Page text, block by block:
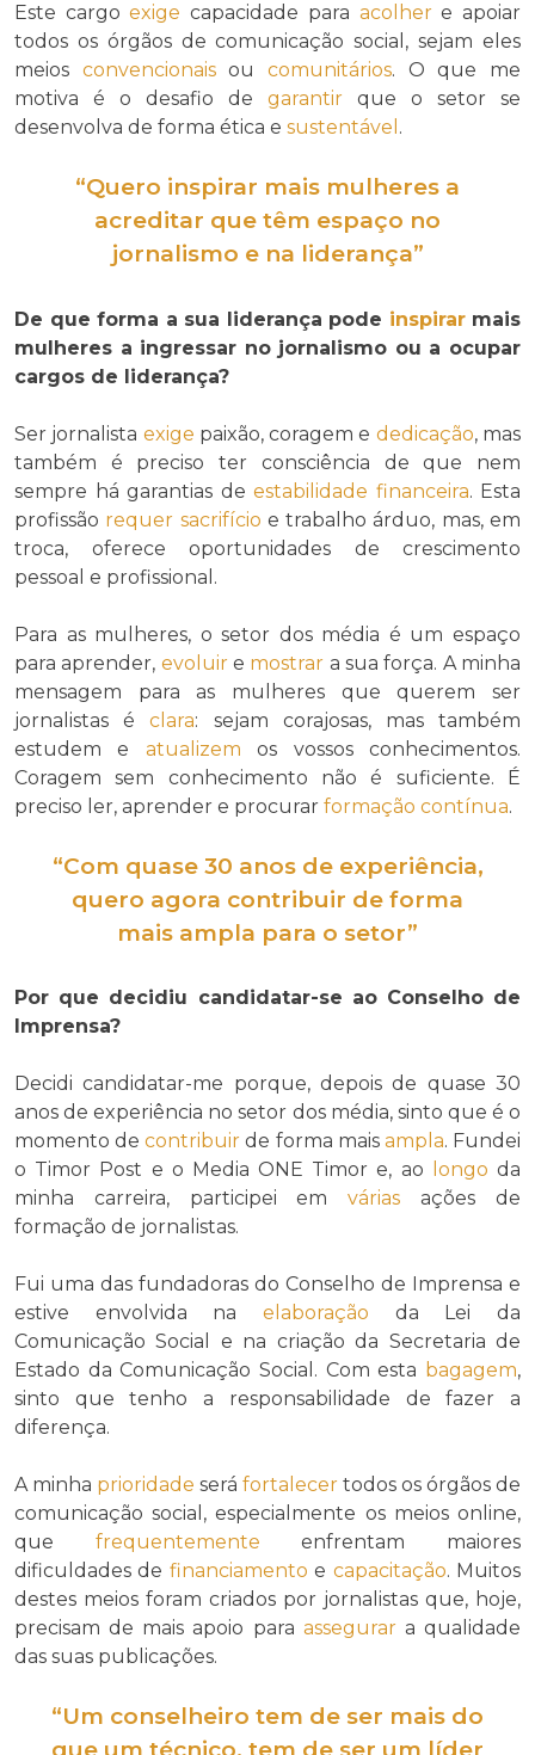
Este cargoexige capacidade para acolhere apoiar
todos os órgãos de comunicação social, sejam eles
meios convencionaisoucomunitários. O que me
motiva é o desafio de garantir que o setor se
desenvolva de forma ética e sustentável .
“Quero inspirar mais mulheres a
acreditar que têm espaço no
jornalismo e na liderança”
De que forma a sua liderança pode inspirarmais
mulheres a ingressar no jornalismo ou a ocupar
cargos de liderança?
Ser jornalista exige paixão, coragem e dedicação, mas
também é preciso ter consciência de que nem
sempre há garantias de estabilidade financeira. Esta
profissão requer sacrifício e trabalho árduo, mas, em
troca, oferece oportunidades de crescimento
pessoal e profissional.
Para as mulheres, o setor dos média é um espaço
para aprender, evoluire mostrar a sua força. A minha
mensagem para as mulheres que querem ser
jornalistas éclara: sejam corajosas, mas também
estudem e atualizem os vossos conhecimentos.
Coragem sem conhecimento não é suficiente. É
preciso ler, aprender e procurar formação contínua.
“Com quase 30 anos de experiência,
quero agora contribuir de forma
mais ampla para o setor”
Por que decidiu candidatar-se ao Conselho de
Imprensa?
Decidi candidatar-me porque, depois de quase 30
anos de experiência no setor dos média, sinto que é o
momento decontribuir de forma mais ampla. Fundei
o Timor Post e o Media ONE Timor e, ao
longo da
minha carreira, participei emvárias ações de
formação de jornalistas.
Fui uma das fundadoras do Conselho de Imprensa e
estive envolvida na elaboração da Lei da
Comunicação Social e na criação da Secretaria de
Estado da Comunicação Social. Com esta bagagem,
sinto que tenho a responsabilidade de fazer a
diferença.
A minha prioridade será fortalecer todos os órgãos de
comunicação social, especialmente os meios online,
que frequentemente enfrentam maiores
dificuldades de financiamento e capacitação. Muitos
destes meios foram criados por jornalistas que, hoje,
precisam de mais apoio para assegurara qualidade
das suas publicações.
“Um conselheiro tem de ser mais do